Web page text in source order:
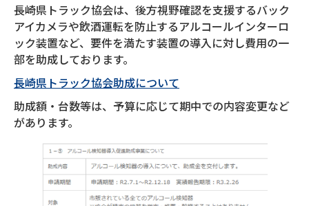
長崎県トラック協会は、後方視野確認を支援するバック
アイカメラや飲酒運転を防止するアルコールインターロ
ック装置など、要件を満たす装置の導入に対し費用の一
部を助成しております。
長崎県トラック協会助成について
助成額・台数等は、予算に応じて期中での内容変更など
があります。